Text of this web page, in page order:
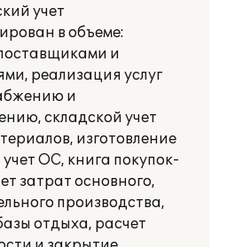
учет
в объеме:
и
реализация услуг
и
складской учет
изготовление
учет ОС, книга покупок-
затрат основного,
производства,
отдыха, расчет